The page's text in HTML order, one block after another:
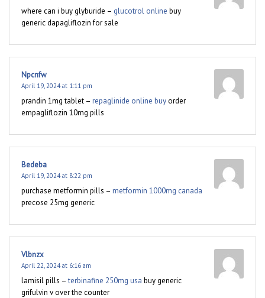
where can i buy glyburide – glucotrol online buy
generic dapagliflozin for sale
Npcnfw
April 19, 2024 at 1:11 pm
prandin 1mg tablet – repaglinide online buyorder
empagliflozin 10mg pills
Bedeba
April 19, 2024 at 8:22 pm
purchase metformin pills – metformin 1000mg canada
precose 25mg generic
Vlbnzx
April 22, 2024 at 6:16 am
lamisil pills –terbinafine 250mg usa buy generic
grifulvin v over the counter